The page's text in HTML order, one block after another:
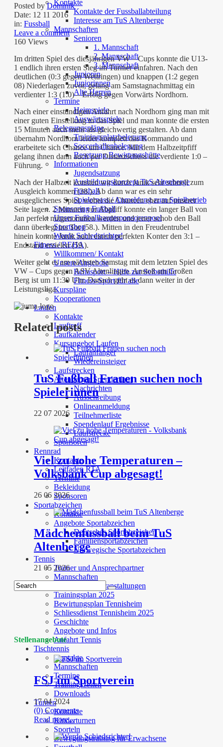
Kontakte
Kontakte der Fussballabteilung
Interesse am TuS Altenberge
Mannschaften
Senioren
1. Mannschaft
2. Mannschaft
3. Mannschaft
Junioren
Juniorinnen
Alte Herren
Termine
Heimspiele
Auswärtsspiele
Belegungspläne
Trainingsplatzbelegung
Soccerhallenbelegung
Besetzung Bewirtungshütte
Informationen
Jugendsatzung
Ausbildungskonzept TuS Altenberge
Fussball
Spielerpass / Anmeldung zum Spielbetrieb
Sponsoring Fußball
Unser Fußballhauptsponsorenpool
Sportshop
Werde Schiedsrichter!
Fitness / REHA
Willkommen/ Kontakt
Unsere Angebote
Rehasport – Hilfe zur Selbsthilfe
Fitness-Sport für alle
Kurspläne
Kooperationen
Laufen
Kontakte
Lauftreff
Laufkalender
Kursangebot Laufen
Laufanfänger
Wiedereinsteiger
Laufstrecken
Altenberger Spendenlauf
Nachrichten
Ausschreibung
Onlineanmeldung
Teilnehmerliste
Spendenlauf Ergebnisse
Laufstrecke
Sponsoren
Rennrad
Kontakte
Leitfaden RTA
Termine
Bekleidung
Sponsoren
Sportabzeichen
Kontakte
Angebote Sportabzeichen
Deutsches Sportabzeichen
Familiensportabzeichen
Norwegische Sportabzeichen
Tennis
Trainer und Ansprechpartner
Mannschaften
Termine und Veranstaltungen
Trainingsplan 2025
Bewirtungsplan Tennisheim
Schliessdienst Tennisheim 2025
Geschichte
Angebote und Infos
Anfahrt Tennis
Tischtennis
Kontakte
Mannschaften
Termine
Trainingszeiten
Downloads
Turnen
Kontakte
Kinderturnen
Sporteln
Bewegungstraining für Erwachsene
Posted byDominik
Date: 12 11 2016
in: Fussball
Leave a comment
160 Views
Im dritten Spiel des diesjährigen VW – Cups konnte die U13-
1 endlich ihren ersten Sieg im Turnier einfahren. Nach den
deutlichen (0:3 gegen Wettringen) und knappen (1:2 gegen
08) Niederlagen zuvor, gelang am Samstagnachmittag ein
verdienter 1:3 (1:0) – Erfolg gegen Vorwärts Nordhorn.
Nach einer einstündigen Anfahrt nach Nordhorn ging man mit
einer guten Einstellung in das Spiel und man konnte die ersten
15 Minuten auch mehr als gleichwertig gestalten. Ab dann
übernahm Nordhorn leider komplett das Kommando und
erarbeitete sich Chance um Chance. Mit dem Halbzeitpfiff
gelang ihnen dann auch per Distanzschuss die verdiente 1:0 –
Führung.
Nach der Halbzeit konnten wir durch Janik sehr schnell zum
Ausgleich kommen (38.). Ab dann war es ein sehr
ausgeglichenes Spiel, wobei die Chancen eher auf unserer
Seite lagen. 2 Minuten vor Abpfiff konnte ein langer Ball von
Jan perfekt mitgenommen werden und jener schob den Ball
dann überlegt ins Tor (58.). Mitten in den Freudentrubel
hinein konnte Janik nach einem perfekten Konter den 3:1 –
Endstand erzielen (59.).
Weiter geht es am nächsten Samstag mit dem letzten Spiel des
VW – Cups gegen ASV Altenlingen. Anstoß am Großen
Berg ist um 11:30 Uhr. Danach geht es dann weiter in der
Leistungsliga.
Related posts
TuS Fußball Frauen suchen noch
Spielerinnen
22 07 2026
Viel zu hohe Temperaturen –
Volksbank Cup abgesagt!
26 06 2026
Mädchenfussball beim TuS
Altenberge
21 05 2026
Stellenangebote
FSJ im Sportverein
17 04 2024
(0) Comments
Read more...